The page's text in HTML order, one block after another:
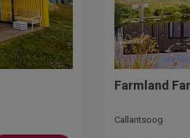
Farmland
Callantsoog